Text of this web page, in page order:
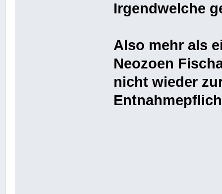
Irgendwelche
Also mehr als
Neozoen
nicht wieder